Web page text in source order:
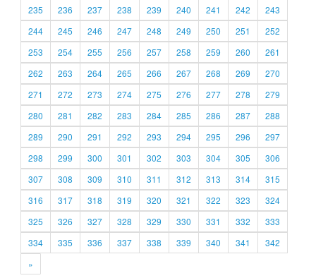
235
236 237 238 239 240 241 242
243
244
245 246 247 248 249 250 251
252
253
254 255 256 257 258 259 260
261
262
263 264 265 266 267 268 269
270
271
272 273 274 275 276 277 278
279
280
281 282 283 284 285 286 287
288
289
290 291 292 293 294 295 296
297
298
299 300 301 302 303 304 305
306
307
308 309 310 311 312 313 314
315
316
317 318 319 320 321 322 323
324
325
326 327 328 329 330 331 332
333
334
335 336 337 338 339 340 341
342
»